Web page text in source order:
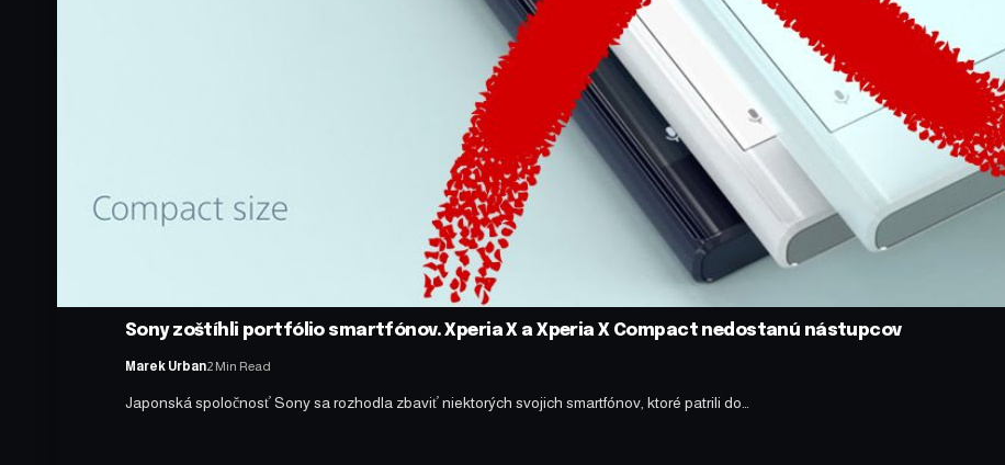
Sony zoštíhli portfólio smartfónov. Xperia X a Xperia X Compact nedostanú nástupcov
Marek Urban2 Min Read
Japonská spoločnosť Sony sa rozhodla zbaviť niektorých svojich smartfónov, ktoré patrili do…